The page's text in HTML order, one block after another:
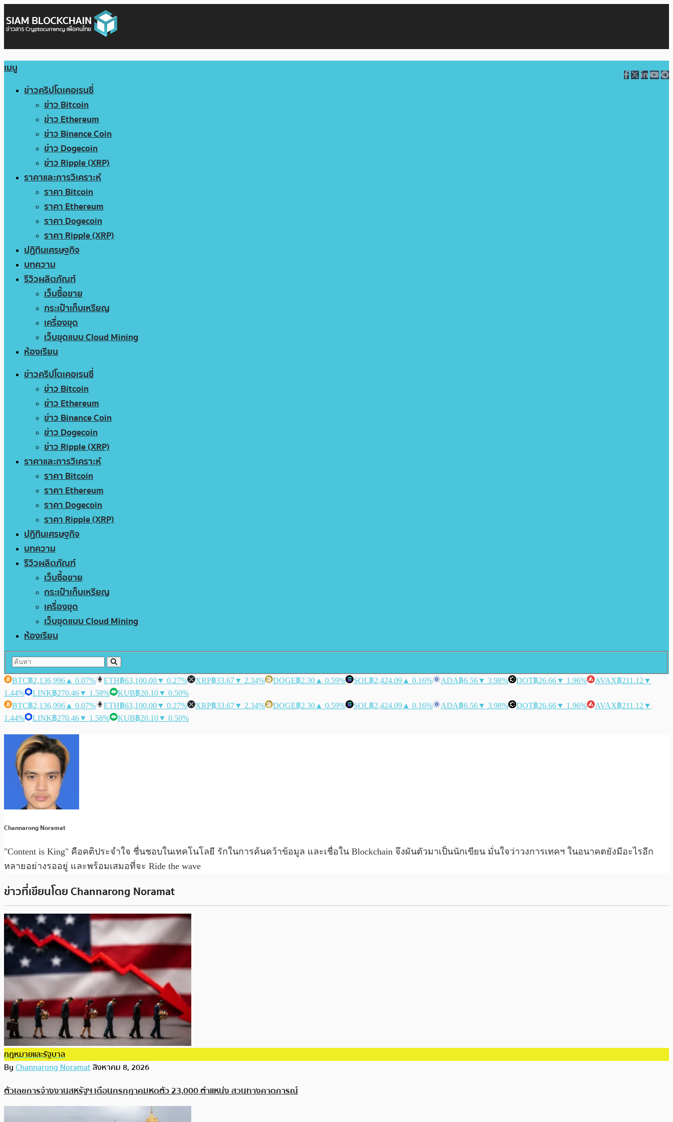
เมนู
ข่าวคริปโตเคอเรนซี่
ข่าว Bitcoin
ข่าว Ethereum
ข่าว Binance Coin
ข่าว Dogecoin
ข่าว Ripple (XRP)
ราคาและการวิเคราะห์
ราคา Bitcoin
ราคา Ethereum
ราคา Dogecoin
ราคา Ripple (XRP)
ปฏิทินเศรษฐกิจ
บทความ
รีวิวผลิตภัณฑ์
เว็บซื้อขาย
กระเป๋าเก็บเหรียญ
เครื่องขุด
เว็บขุดแบบ Cloud Mining
ห้องเรียน
ข่าวคริปโตเคอเรนซี่
ข่าว Bitcoin
ข่าว Ethereum
ข่าว Binance Coin
ข่าว Dogecoin
ข่าว Ripple (XRP)
ราคาและการวิเคราะห์
ราคา Bitcoin
ราคา Ethereum
ราคา Dogecoin
ราคา Ripple (XRP)
ปฏิทินเศรษฐกิจ
บทความ
รีวิวผลิตภัณฑ์
เว็บซื้อขาย
กระเป๋าเก็บเหรียญ
เครื่องขุด
เว็บขุดแบบ Cloud Mining
ห้องเรียน
BTC฿2,136,996 ▲ 0.07% ETH฿63,100.00▼ 0.27% XRP฿33.67▼ 2.34% DOGE฿2.30 ▲ 0.59% SOL฿2,424.09 ▲ 0.16% ADA฿6.56▼ 3.98% DOT฿26.66▼ 1.96% AVAX฿211.12 ▼
1.44%
LINK฿270.46▼ 1.58% KUB฿20.10▼ 0.50%
BTC฿2,136,996 ▲ 0.07% ETH฿63,100.00▼ 0.27% XRP฿33.67▼ 2.34% DOGE฿2.30 ▲ 0.59% SOL฿2,424.09 ▲ 0.16% ADA฿6.56▼ 3.98% DOT฿26.66▼ 1.96% AVAX฿211.12 ▼
1.44%
LINK฿270.46▼ 1.58% KUB฿20.10▼ 0.50%
Channarong Noramat
"Content is King" คือคติประจำใจ ชื่นชอบในเทคโนโลยี รักในการค้นคว้าข้อมูล และเชื่อใน Blockchain จึงผันตัวมาเป็นนักเขียน มั่นใจว่าวงการเทคฯ ในอนาคตยังมีอะไรอีก
หลายอย่างรออยู่ และพร้อมเสมอที่จะ Ride the wave
ข่าวที่เขียนโดย Channarong Noramat
กฎหมายและรัฐบาล
ByChannarong Noramatสิงหาคม 8, 2026
ตัวเลขการจ้างงานสหรัฐฯ เดือนกรกฎาคมหดตัว 23,000 ตำแหน่ง สวนทางคาดการณ์